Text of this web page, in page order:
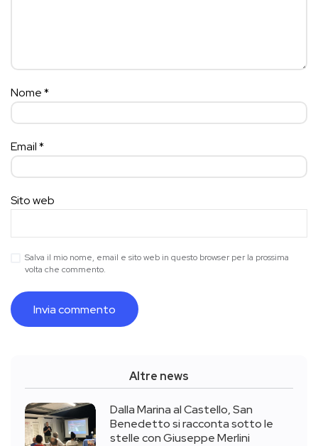
Nome*
Email*
Sito web
Salva il mio nome, email e sito web in questo browser per la prossima
volta che commento.
Altre news
Dalla Marina al Castello, San
Benedetto si racconta sotto le
stelle con Giuseppe Merlini